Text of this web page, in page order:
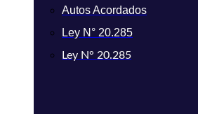
Autos Acordados
Ley N° 20.285
Ley N° 20.285